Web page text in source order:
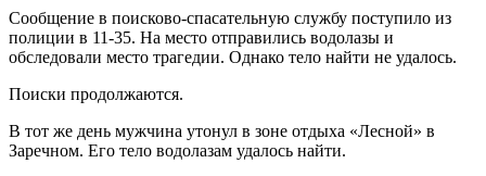
Сообщение в поисково-спасательную службу поступило из
полиции в 11-35. На место отправились водолазы и
обследовали место трагедии. Однако тело найти не удалось.
Поиски продолжаются.
В тот же день мужчина утонул в зоне отдыха «Лесной» в
Заречном. Его тело водолазам удалось найти.